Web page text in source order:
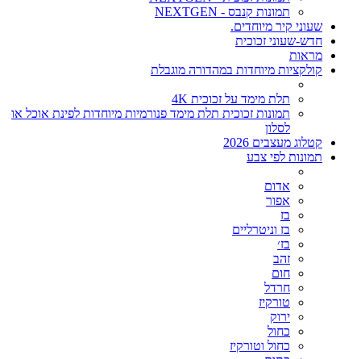
תמונות קנבס - NEXTGEN
שעוני קיר מיוחדים.
חדש-שעוני זכוכית
מראות
קולקציות מיוחדות במהדורה מוגבלת
תלת מימד על זכוכית 4K
תמונות זכוכית תלת מימד פנורמיות מיוחדות לפינת אוכל או
לסלון
קטלוג מעצבים 2026
תמונות לפי צבע
אדום
אפור
בז
בז וניטרליים
בז׳
זהב
חום
חרדל
טורקיז
ירוק
כחול
כחול וטורקיז